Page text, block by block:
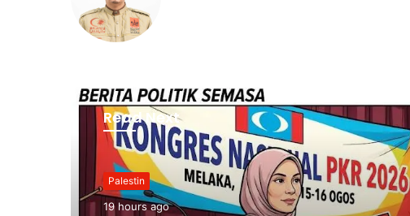
Read Next
Domestik
19 hours ago